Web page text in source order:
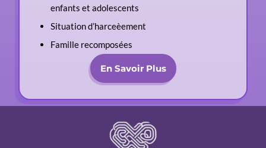
enfants et adolescents
Situation d’harceèement
Famille recomposées
En Savoir Plus